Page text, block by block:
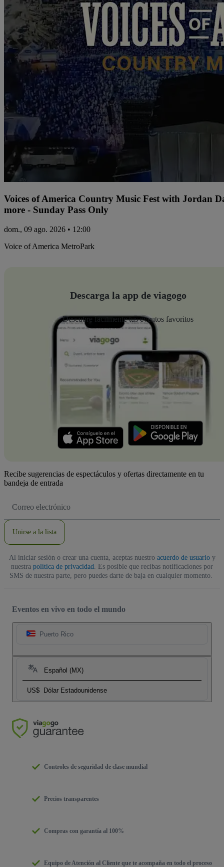
Voices of America Country Music Fest with Jordan
more - Sunday Pass Only
dom., 09 ago. 2026 • 12:00
Voice of America MetroPark
Descarga la app de viagogo
Descubre fácilmente tus eventos favoritos
Recibe sugerencias de espectáculos y ofertas directamente en tu
bandeja de entrada
de
Unirse a la lista
Al iniciar sesión o crear una cuenta, aceptas nuestro acuerdo de usuarioy
nuestra política de privacidad
. Es posible que recibas notificaciones por
SMS de nuestra parte, pero puedes darte de baja en cualquier momento.
Eventos en vivo en todo el mundo
Puerto Rico
Español (MX)
US$ Dólar Estadounidense
Controles de seguridad de clase mundial
Precios transparentes
Compras con garantía al 100%
Equipo de Atención al Cliente que te acompaña en todo el proceso